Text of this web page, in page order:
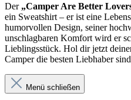
Der „Camper Are Better
ein Sweatshirt – er ist eine
humorvollen Design, seiner
unschlagbaren Komfort wird er
Lieblingsstück. Hol dir jetzt
Camper die besten Liebhaber
Menü schließen